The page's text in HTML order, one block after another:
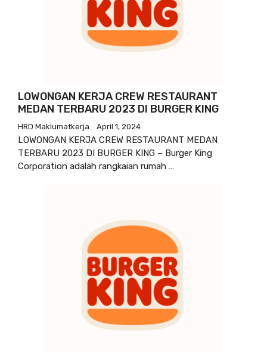
LOWONGAN KERJA CREW RESTAURANT
MEDAN TERBARU 2023 DI BURGER KING
HRD Maklumatkerja April 1, 2024
LOWONGAN KERJA CREW RESTAURANT MEDAN
TERBARU 2023 DI BURGER KING – Burger King
Corporation adalah rangkaian rumah …